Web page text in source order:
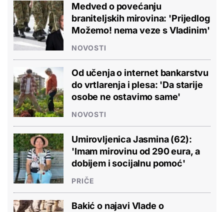
Medved o povećanju
braniteljskih mirovina: 'Prijedlog
Možemo! nema veze s Vladinim'
NOVOSTI
Od učenja o internet bankarstvu
do vrtlarenja i plesa: 'Da starije
osobe ne ostavimo same'
NOVOSTI
Umirovljenica Jasmina (62):
'Imam mirovinu od 290 eura, a
dobijem i socijalnu pomoć'
PRIČE
Bakić o najavi Vlade o